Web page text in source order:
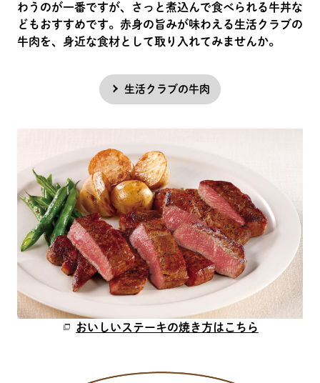
わうのが一番ですが、さっと煮込んで食べられる牛丼な
どもおすすめです。赤身の旨みが味わえる生活クラブの
牛肉を、身近な食材として取り入れてみませんか。
生活クラブの牛肉
おいしいステーキの焼き方はこちら